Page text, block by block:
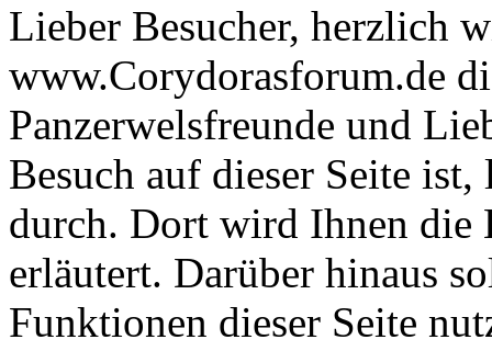
Lieber Besucher, herzlich
www.Corydorasforum.de
Panzerwelsfreunde und
Besuch auf dieser Seite
durch. Dort wird Ihnen die
erläutert. Darüber hinaus
Funktionen dieser Seite